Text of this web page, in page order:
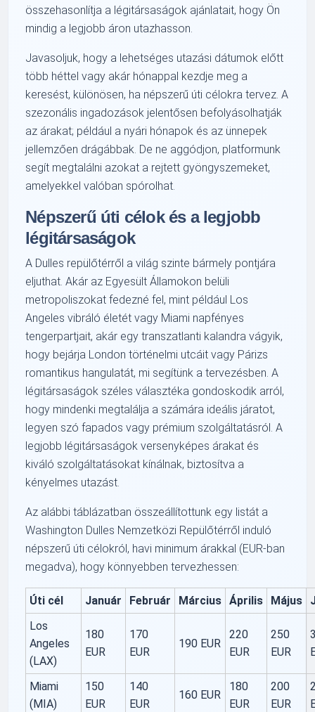
összehasonlítja a légitársaságok ajánlatait, hogy Ön
mindig a legjobb áron utazhasson.
Javasoljuk, hogy a lehetséges utazási dátumok előtt
több héttel vagy akár hónappal kezdje meg a
keresést, különösen, ha népszerű úti célokra tervez. A
szezonális ingadozások jelentősen befolyásolhatják
az árakat; például a nyári hónapok és az ünnepek
jellemzően drágábbak. De ne aggódjon, platformunk
segít megtalálni azokat a rejtett gyöngyszemeket,
amelyekkel valóban spórolhat.
Népszerű úti célok és a legjobb
légitársaságok
A Dulles repülőtérről a világ szinte bármely pontjára
eljuthat. Akár az Egyesült Államokon belüli
metropoliszokat fedezné fel, mint például Los
Angeles vibráló életét vagy Miami napfényes
tengerpartjait, akár egy transzatlanti kalandra vágyik,
hogy bejárja London történelmi utcáit vagy Párizs
romantikus hangulatát, mi segítünk a tervezésben. A
légitársaságok széles választéka gondoskodik arról,
hogy mindenki megtalálja a számára ideális járatot,
legyen szó fapados vagy prémium szolgáltatásról. A
legjobb légitársaságok versenyképes árakat és
kiváló szolgáltatásokat kínálnak, biztosítva a
kényelmes utazást.
Az alábbi táblázatban összeállítottunk egy listát a
Washington Dulles Nemzetközi Repülőtérről induló
népszerű úti célokról, havi minimum árakkal (EUR-ban
megadva), hogy könnyebben tervezhessen:
Úti cél Január Február Március Április Május
Los
Angeles
(LAX)
180
EUR
170
EUR
190 EUR
220
EUR
250
EUR
Miami
(MIA)
150
EUR
140
EUR
160 EUR
180
EUR
200
EUR